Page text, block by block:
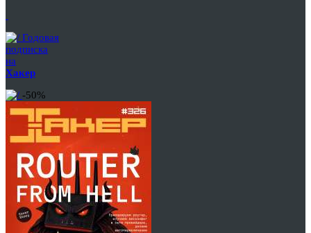
Годовая
подписка
на
Хакер
-50%